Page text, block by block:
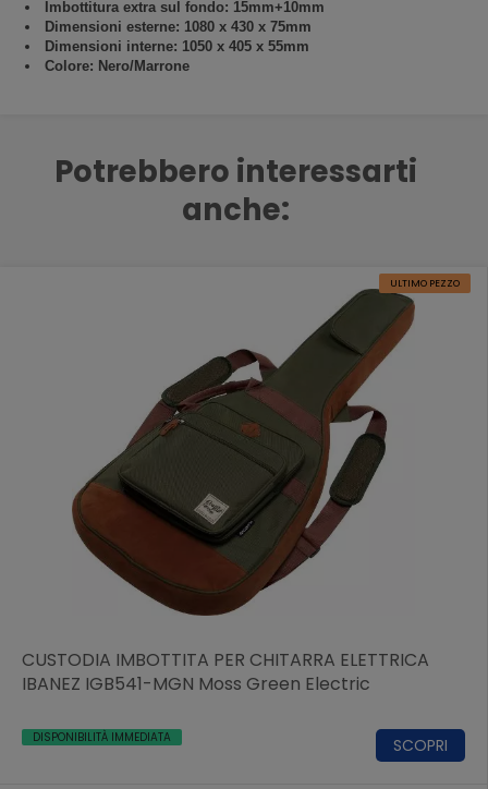
Imbottitura extra sul fondo: 15mm+10mm
Dimensioni esterne: 1080 x 430 x 75mm
Dimensioni interne: 1050 x 405 x 55mm
Colore: Nero/Marrone
Potrebbero interessarti
anche:
ULTIMO PEZZO
CUSTODIA IMBOTTITA PER CHITARRA ELETTRICA
IBANEZ IGB541-MGN Moss Green Electric
DISPONIBILITÀ IMMEDIATA SCOPRI